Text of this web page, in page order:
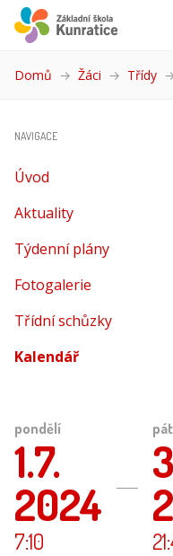
Domů Žáci Třídy
NAVIGACE
Úvod
Aktuality
Týdenní plány
Fotogalerie
Třídní schůzky
Kalendář(aktuální)
pondělí
1.7.
2024
7:10